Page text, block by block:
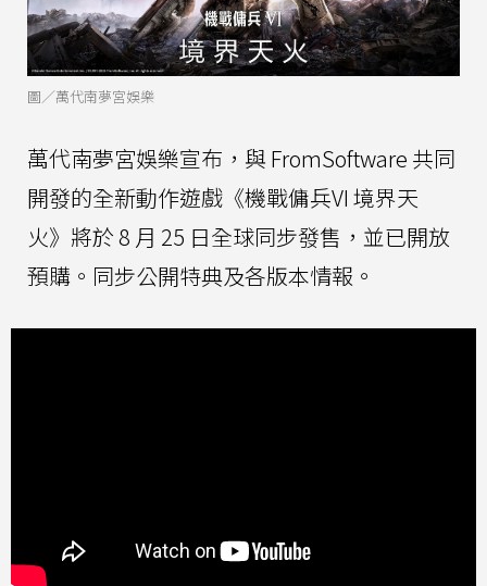
圖／萬代南夢宮娛樂
萬代南夢宮娛樂宣布，與 FromSoftware 共同
開發的全新動作遊戲《機戰傭兵VI 境界天
火》將於 8 月 25 日全球同步發售，並已開放
預購。同步公開特典及各版本情報。